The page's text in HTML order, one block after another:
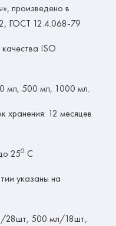
произведено в
ГОСТ 12.4.068-79
ISO
мл, 500 мл, 1000 мл.
хранения: 12 месяцев
250 С
указаны на
28шт, 500 мл/18шт,